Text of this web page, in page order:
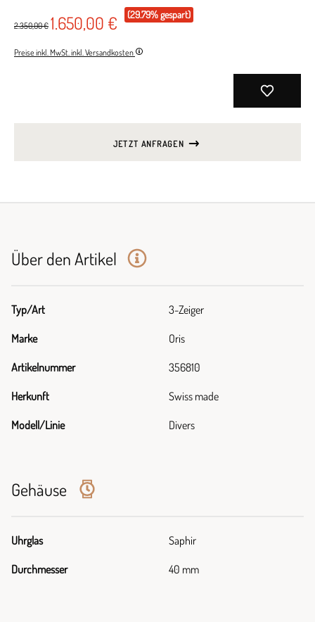
2.350,00 € 1.650,00 € (29.79% gespart)
Preise inkl. MwSt. inkl. Versandkosten
JETZT ANFRAGEN
Über den Artikel
Typ/Art 3-Zeiger
Marke Oris
Artikelnummer 356810
Herkunft Swiss made
Modell/Linie Divers
Gehäuse
Uhrglas Saphir
Durchmesser 40 mm